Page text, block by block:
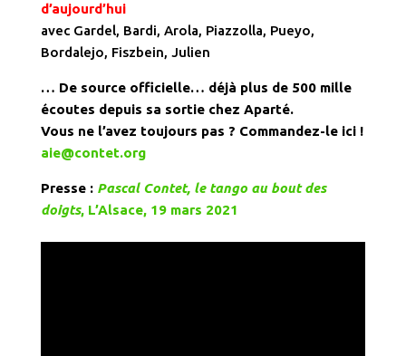
d’aujourd’hui
avec Gardel, Bardi, Arola, Piazzolla, Pueyo,
Bordalejo, Fiszbein, Julien
… De source officielle… déjà plus de 500 mille
écoutes depuis sa sortie chez Aparté.
Vous ne l’avez toujours pas ? Commandez-le ici !
aie@contet.org
Presse : Pascal Contet, le tango au bout des
doigts, L’Alsace, 19 mars 2021